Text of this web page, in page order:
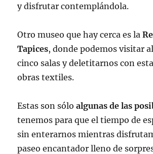
y disfrutar contemplándola.
Otro museo que hay cerca es la
Tapices, donde podemos visitar
cinco salas y deletitarnos con
obras textiles.
Estas son sóloalgunas de las
tenemos para que el tiempo de
sin enterarnos mientras
paseo encantador lleno de